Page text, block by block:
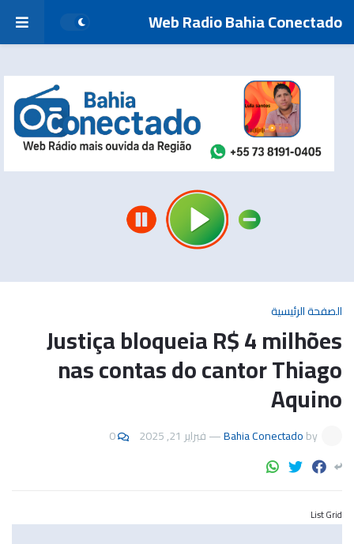
Web Radio Bahia Conectado
الصفحة الرئيسية
Justiça bloqueia R$ 4 milhões
nas contas do cantor Thiago
Aquino
by
Bahia Conectado
—فبراير 21, 2025 0
List Grid